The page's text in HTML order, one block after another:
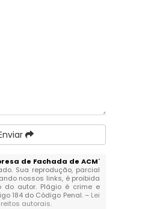
de Fachada de ACM"
Sua reprodução, parcial
nossos links, é proibida
do autor. Plágio é crime e
184 do Código Penal. – Lei
autorais.